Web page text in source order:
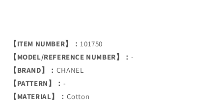
【ITEM NUMBER】：101750
【MODEL/REFERENCE NUMBER】： -
【BRAND】： CHANEL
【PATTERN】： -
【MATERIAL】： Cotton